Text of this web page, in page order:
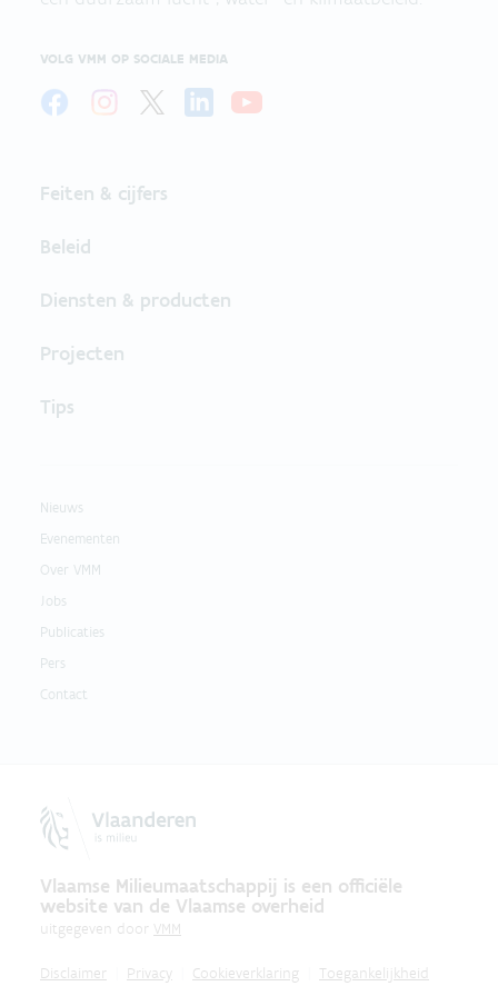
VOLG VMM OP SOCIALE MEDIA
Feiten & cijfers
Beleid
Diensten & producten
Projecten
Tips
Nieuws
Evenementen
Over VMM
Jobs
Publicaties
Pers
Contact
Vlaamse Milieumaatschappij is een officiële
website van de Vlaamse overheid
uitgegeven door VMM
Disclaimer Privacy Cookieverklaring Toegankelijkheid